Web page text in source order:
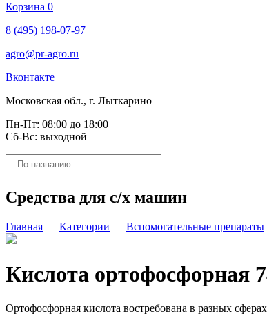
Корзина 0
8 (495) 198-07-97
agro@pr-agro.ru
Вконтакте
Московская обл., г. Лыткарино
Пн-Пт: 08:00 до 18:00
Сб-Вс: выходной
Поиск
товаров
Средства для с/х машин
Главная — Категории — Вспомогательные препараты
Кислота ортофосфорная
Ортофосфорная кислота востребована в разных